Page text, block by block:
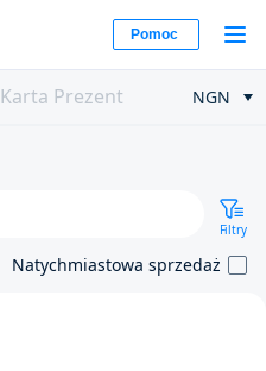
Pomoc
Karta Prezent NGN
Filtry
Natychmiastowa sprzedaż